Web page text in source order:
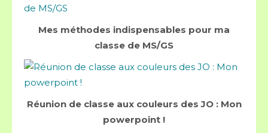
Mes méthodes indispensables pour ma
classe de MS/GS
Réunion de classe aux couleurs des JO : Mon
powerpoint !